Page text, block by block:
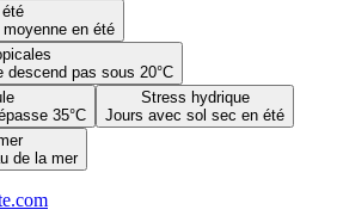
en été
descend pas sous 20°C
35°C
Stress hydrique
Jours avec sol sec en été
de la mer